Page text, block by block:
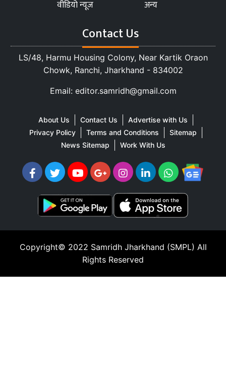
वीडियो न्यूज
अन्य
Contact Us
LS/48, Harmu Housing Colony, Near Kartik Oraon
Chowk, Ranchi, Jharkhand - 834002
Email: editor.samridh@gmail.com
About Us Contact Us
Advertise with Us
Privacy Policy
Terms and Conditions
Sitemap
News Sitemap
Work With Us
Copyright© 2022 Samridh Jharkhand (SMPL) All
Rights Reserved